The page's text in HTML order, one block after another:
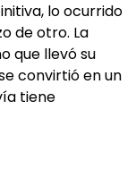
lo ocurrido
de otro. La
que llevó su
convirtió en un
tiene